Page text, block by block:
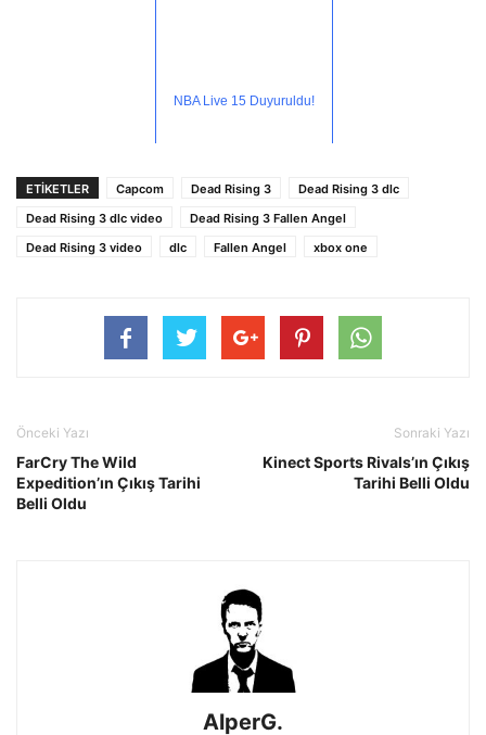
NBA Live 15 Duyuruldu!
ETİKETLER Capcom Dead Rising 3
Dead Rising 3 dlc
Dead Rising 3 dlc video
Dead Rising 3 Fallen Angel
Dead Rising 3 video
dlc Fallen Angel xbox one
Önceki Yazı
FarCry The Wild
Expedition’ın Çıkış Tarihi
Belli Oldu
Sonraki Yazı
Kinect Sports Rivals’ın Çıkış
Tarihi Belli Oldu
AlperG.